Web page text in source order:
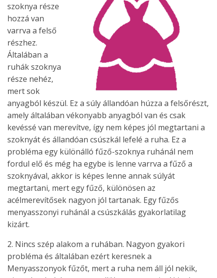
szoknya része
hozzá van
varrva a felső
részhez.
Általában a
ruhák szoknya
része nehéz,
mert sok
anyagból készül. Ez a súly állandóan húzza a felsőrészt,
amely általában vékonyabb anyagból van és csak
kevéssé van merevítve, így nem képes jól megtartani a
szoknyát és állandóan csúszkál lefelé a ruha. Ez a
probléma egy különálló fűző-szoknya ruhánál nem
fordul elő és még ha egybe is lenne varrva a fűző a
szoknyával, akkor is képes lenne annak súlyát
megtartani, mert egy fűző, különösen az
acélmerevítősek nagyon jól tartanak. Egy fűzős
menyasszonyi ruhánál a csúszkálás gyakorlatilag
kizárt.
2. Nincs szép alakom a ruhában. Nagyon gyakori
probléma és általában ezért keresnek a
Menyasszonyok fűzőt, mert a ruha nem áll jól nekik,